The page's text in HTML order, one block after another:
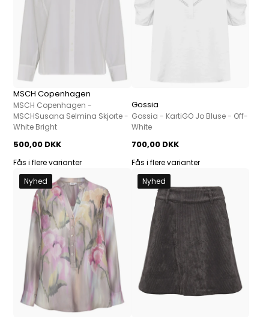
MSCH Copenhagen
MSCH Copenhagen -
MSCHSusana Selmina Skjorte -
White Bright
500,00 DKK
Fås i flere varianter
Gossia
Gossia - KartiGO Jo Bluse - Off-
White
700,00 DKK
Fås i flere varianter
Nyhed
Nyhed